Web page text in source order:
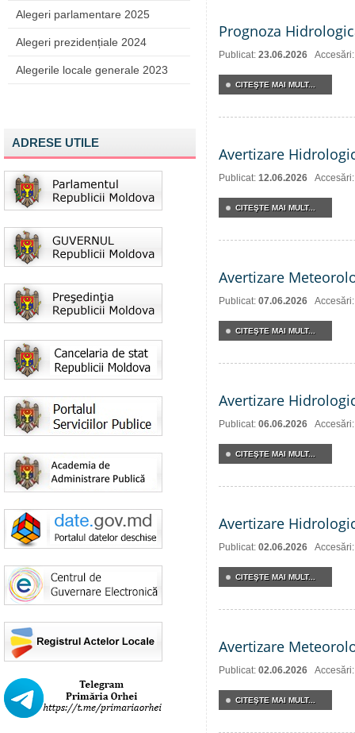
Alegeri parlamentare 2025
Alegeri prezidențiale 2024
Alegerile locale generale 2023
ADRESE UTILE
Prognoza
Publicat: 23.06.2026
CITEŞTE MAI MULT...
Avertizare
Publicat: 12.06.2026
CITEŞTE MAI MULT...
Avertizare
Publicat: 07.06.2026
CITEŞTE MAI MULT...
Avertizare
Publicat: 06.06.2026
CITEŞTE MAI MULT...
Avertizare
Publicat: 02.06.2026
CITEŞTE MAI MULT...
Avertizare
Publicat: 02.06.2026
CITEŞTE MAI MULT...